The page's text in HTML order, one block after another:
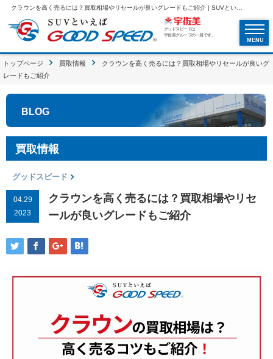
クラウンを高く売るには？買取相場やリセールが良いグレードもご紹介 | SUVといえばグッドスピードGOOD SPEED
グッドスピードは
宇佐美グループの一員です。
MENU
トップページ 買取情報
クラウンを高く売るには？買取相場やリセールが良いグ
レードもご紹介
BLOG
買取情報
グッドスピード
04.29
2023
クラウンを高く売るには？買取相場やリセ
ールが良いグレードもご紹介